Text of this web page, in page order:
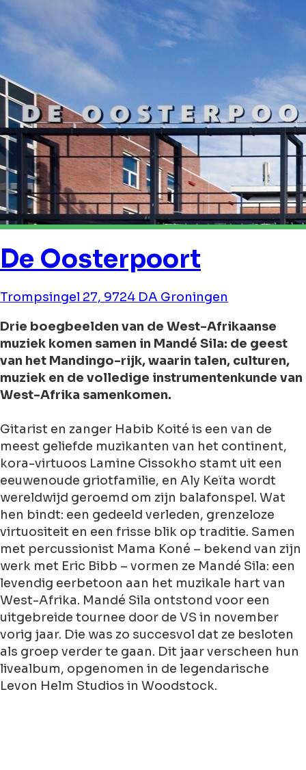
De Oosterpoort
Trompsingel 27, 9724 DA Groningen
Drie boegbeelden van de West-Afrikaanse
muziek komen samen in Mandé Sila: de geest
van het Mandingo-rijk, waarin talen, culturen,
muziek en de volledige instrumentenkunde van
West-Afrika samenkomen.
Gitarist en zanger Habib Koité is een van de
meest geliefde muzikanten van het continent,
kora-virtuoos Lamine Cissokho stamt uit een
eeuwenoude griotfamilie, en Aly Keïta wordt
wereldwijd geroemd om zijn balafonspel. Wat
hen bindt: een gedeeld verleden, grenzeloze
virtuositeit en een frisse blik op traditie. Samen
met percussionist Mama Koné – bekend van zijn
werk met Eric Bibb – vormen ze Mandé Sila: een
levendig eerbetoon aan het muzikale hart van
West-Afrika. Mandé Sila ontstond voor een
uitgebreide tournee door de VS in november
vorig jaar. Die was zo succesvol dat ze besloten
als groep verder te gaan. Dit jaar verscheen hun
livealbum, opgenomen in de legendarische
Levon Helm Studios in Woodstock.